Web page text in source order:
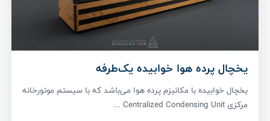
یخچال پرده هوا خوابیده یک‌طرفه
یخچال خوابیده با مکانیزم پرده هوا می‌باشد که با سیستم موتورخانه
مرکزی Centralized Condensing Unit ...